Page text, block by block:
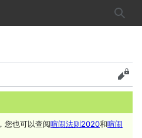
搜索
查看
，您也可以查阅喧闹法则2020和​喧闹